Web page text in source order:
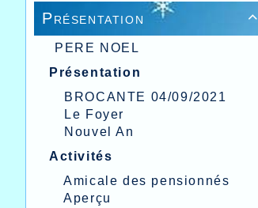

Présentation
PERE NOEL
Présentation
BROCANTE 04/09/2021
Le Foyer
Nouvel An
Activités
Amicale des pensionnés
Aperçu